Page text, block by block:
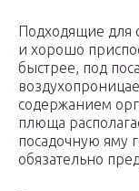
Подходящие
и хорошо
быстрее, под
содержанием
плюща
посадочную яму
обязательно